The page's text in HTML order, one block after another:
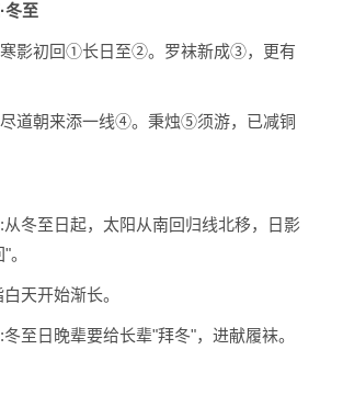
冬至
初回①长日至②。罗袜新成③，更有
朝来添一线④。秉烛⑤须游，已减铜
至日起，太阳从南回归线北移，日影
开始渐长。
日晚辈要给长辈"拜冬"，进献履袜。